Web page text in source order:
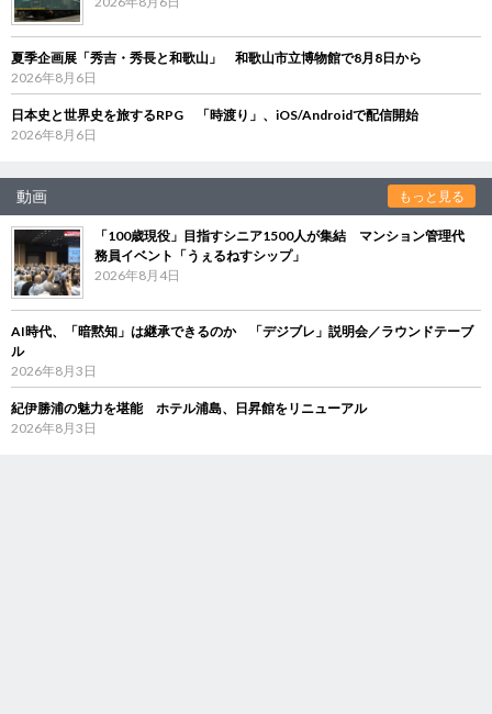
夏季企画展「秀吉・秀長と和歌山」 和歌山市立博物館で8月8日から
2026年8月6日
日本史と世界史を旅するRPG 「時渡り」、iOS/Androidで配信開始
2026年8月6日
動画 もっと見る
「100歳現役」目指すシニア1500人が集結 マンション管理代
務員イベント「うぇるねすシップ」
2026年8月4日
AI時代、「暗黙知」は継承できるのか 「デジブレ」説明会／ラウンドテーブ
ル
2026年8月3日
紀伊勝浦の魅力を堪能 ホテル浦島、日昇館をリニューアル
2026年8月3日